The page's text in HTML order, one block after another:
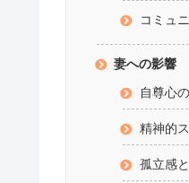
コミュ
妻への影響
自尊心
精神的
孤立感